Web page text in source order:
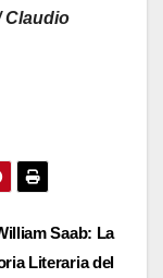
Claudio
Saab: La
Literaria del